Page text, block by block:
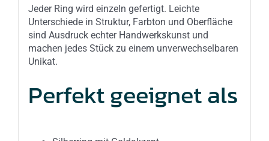
Jeder Ring wird einzeln gefertigt. Leichte
Unterschiede in Struktur, Farbton und Oberfläche
sind Ausdruck echter Handwerkskunst und
machen jedes Stück zu einem unverwechselbaren
Unikat.
Perfekt geeignet als